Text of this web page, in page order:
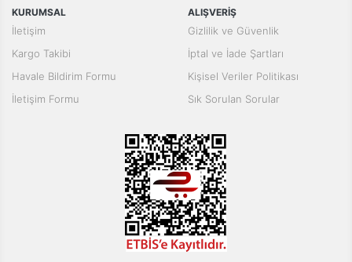
Yorum Yaz
Ürün resmi kalitesiz, bozuk veya görüntülenemiyor.
Ürün fiyatı diğer sitelerden daha pahalı.
Bu ürüne benzer farklı alternatifler olmalı.
Gönder
KURUMSAL
İletişim
Kargo Takibi
Havale Bildirim Formu
İletişim Formu
ALIŞVERİŞ
Gizlilik ve Güvenlik
İptal ve İade Şartları
Kişisel Veriler Politikası
Sık Sorulan Sorular